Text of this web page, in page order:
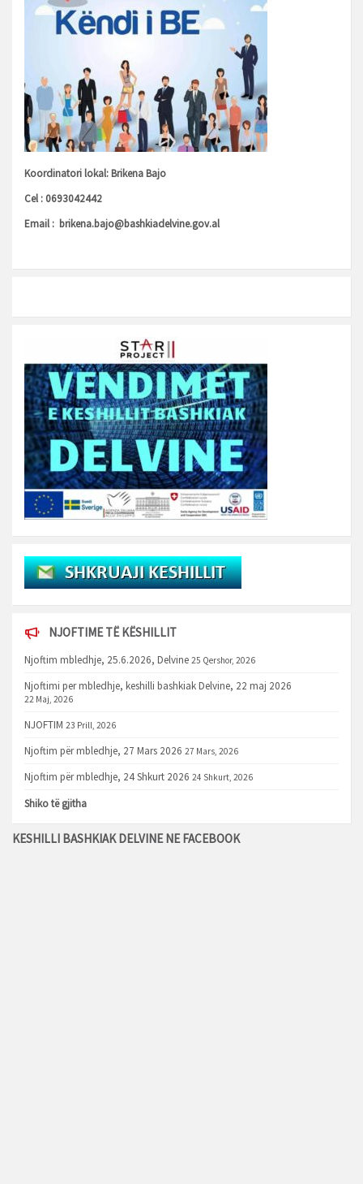
Koordinatori lokal: Brikena Bajo
Cel : 0693042442
Email : brikena.bajo@bashkiadelvine.gov.al
NJOFTIME TË KËSHILLIT
Njoftim mbledhje, 25.6.2026, Delvine 25 Qershor, 2026
Njoftimi per mbledhje, keshilli bashkiak Delvine, 22 maj 2026
22 Maj, 2026
NJOFTIM 23 Prill, 2026
Njoftim për mbledhje, 27 Mars 2026 27 Mars, 2026
Njoftim për mbledhje, 24 Shkurt 2026 24 Shkurt, 2026
Shiko të gjitha
KESHILLI BASHKIAK DELVINE NE FACEBOOK